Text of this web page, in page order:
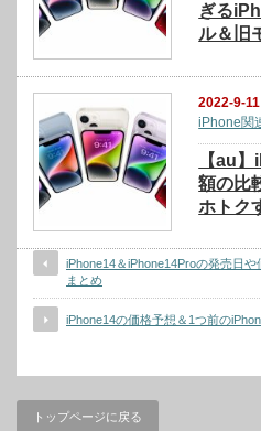
ぎる
ル＆旧
2022-9-11
iPhone関
【au
額の比
ホトク
iPhone14＆iPhone14Proの発売日
まとめ
iPhone14の価格予想＆1つ前の
トップページに戻る